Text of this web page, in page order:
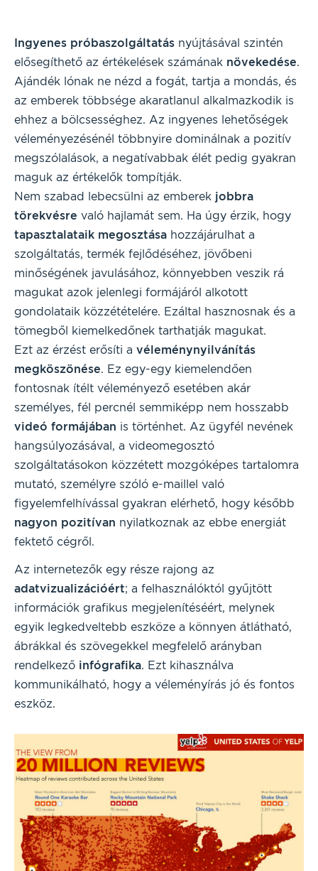
Ingyenes próbaszolgáltatás nyújtásával szintén
elősegíthető az értékelések számának növekedése.
Ajándék lónak ne nézd a fogát, tartja a mondás, és
az emberek többsége akaratlanul alkalmazkodik is
ehhez a bölcsességhez. Az ingyenes lehetőségek
véleményezésénél többnyire dominálnak a pozitív
megszólalások, a negatívabbak élét pedig gyakran
maguk az értékelők tompítják.
Nem szabad lebecsülni az emberek jobbra
törekvésre való hajlamát sem. Ha úgy érzik, hogy
tapasztalataik megosztása hozzájárulhat a
szolgáltatás, termék fejlődéséhez, jövőbeni
minőségének javulásához, könnyebben veszik rá
magukat azok jelenlegi formájáról alkotott
gondolataik közzétételére. Ezáltal hasznosnak és a
tömegből kiemelkedőnek tarthatják magukat.
Ezt az érzést erősíti a véleménynyilvánítás
megköszönése. Ez egy-egy kiemelendően
fontosnak ítélt véleményező esetében akár
személyes, fél percnél semmiképp nem hosszabb
videó formájában is történhet. Az ügyfél nevének
hangsúlyozásával, a videomegosztó
szolgáltatásokon közzétett mozgóképes tartalomra
mutató, személyre szóló e-maillel való
figyelemfelhívással gyakran elérhető, hogy később
nagyon pozitívan nyilatkoznak az ebbe energiát
fektető cégről.
Az internetezők egy része rajong az
adatvizualizációért; a felhasználóktól gyűjtött
információk grafikus megjelenítéséért, melynek
egyik legkedveltebb eszköze a könnyen átlátható,
ábrákkal és szövegekkel megfelelő arányban
rendelkező infógrafika. Ezt kihasználva
kommunikálható, hogy a véleményírás jó és fontos
eszköz.